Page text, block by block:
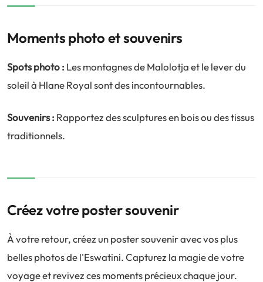
Moments photo et souvenirs
Spots photo : Les montagnes de Malolotja et le lever du
soleil à Hlane Royal sont des incontournables.
Souvenirs : Rapportez des sculptures en bois ou des tissus
traditionnels.
Créez votre poster souvenir
À votre retour, créez un poster souvenir avec vos plus
belles photos de l'Eswatini. Capturez la magie de votre
voyage et revivez ces moments précieux chaque jour.